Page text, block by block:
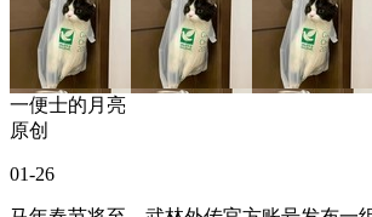
一便士的月亮
原创
01-26